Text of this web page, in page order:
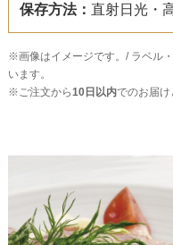
保存方法： 直射日光・
※画像はイメージです。/ ラベル
います。
※ご注文から10日以内でのお届け